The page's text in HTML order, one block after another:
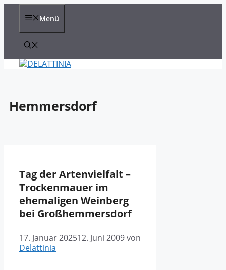
Zum
Menü
Hemmersdorf
Tag der Artenvielfalt –
Trockenmauer im
ehemaligen Weinberg
bei Großhemmersdorf
17. Januar 202512. Juni 2009von
Delattinia